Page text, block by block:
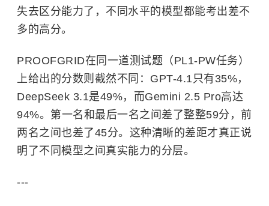
失去区分能力了，不同水平的模型都能考出差不
多的高分。
PROOFGRID在同一道测试题（PL1-PW任务）
上给出的分数则截然不同：GPT-4.1只有35%，
DeepSeek 3.1是49%，而Gemini 2.5 Pro高达
94%。第一名和最后一名之间差了整整59分，前
两名之间也差了45分。这种清晰的差距才真正说
明了不同模型之间真实能力的分层。
---